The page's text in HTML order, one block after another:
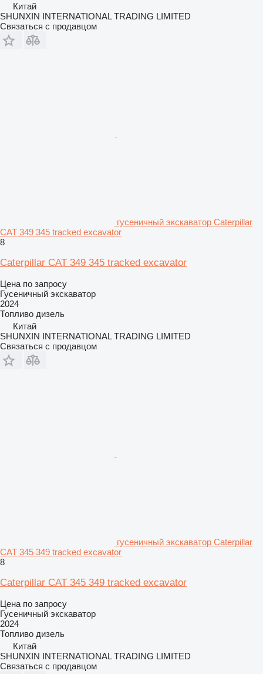
Китай
SHUNXIN INTERNATIONAL TRADING LIMITED
Связаться с продавцом
гусеничный экскаватор Caterpillar
CAT 349 345 tracked excavator
8
Caterpillar CAT 349 345 tracked excavator
Цена по запросу
Гусеничный экскаватор
2024
Топливо дизель
Китай
SHUNXIN INTERNATIONAL TRADING LIMITED
Связаться с продавцом
гусеничный экскаватор Caterpillar
CAT 345 349 tracked excavator
8
Caterpillar CAT 345 349 tracked excavator
Цена по запросу
Гусеничный экскаватор
2024
Топливо дизель
Китай
SHUNXIN INTERNATIONAL TRADING LIMITED
Связаться с продавцом